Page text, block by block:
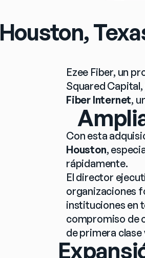
Houston,
Ezee Fiber, un
Squared
Fiber Internet,
Con esta
Houston,
rápidamente.
El director
organizaciones
instituciones en
compromiso de
de primera